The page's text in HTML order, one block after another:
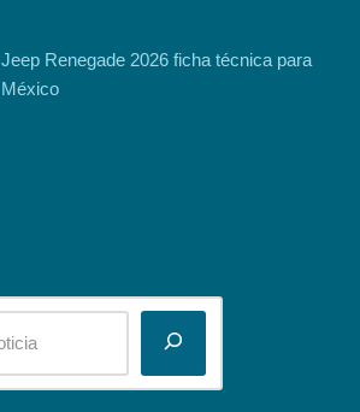
Jeep Renegade 2026 ficha técnica para
México